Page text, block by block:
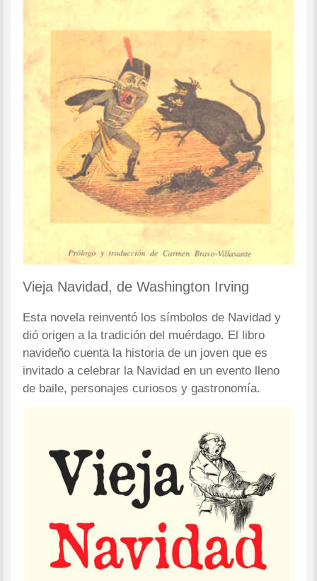
Vieja Navidad, de Washington Irving
Esta novela reinventó los símbolos de Navidad y
dió origen a la tradición del muérdago. El libro
navideño cuenta la historia de un joven que es
invitado a celebrar la Navidad en un evento lleno
de baile, personajes curiosos y gastronomía.